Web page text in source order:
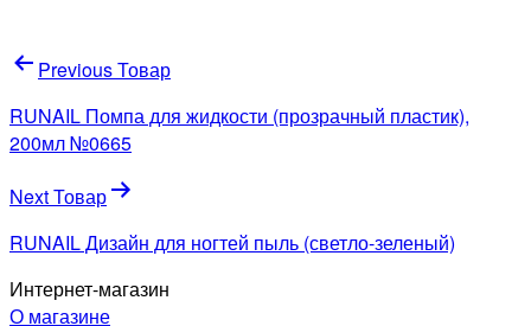
Навигация
по
записям
Previous Товар
RUNAIL Помпа для жидкости (прозрачный пластик),
200мл №0665
Next Товар
RUNAIL Дизайн для ногтей пыль (светло-зеленый)
Интернет-магазин
О магазине